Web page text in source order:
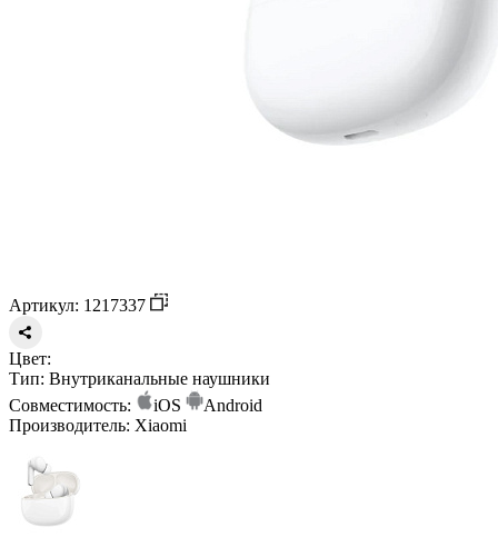
Артикул: 1217337
Цвет:
Тип: Внутриканальные наушники
Совместимость:
iOS
Android
Производитель: Xiaomi